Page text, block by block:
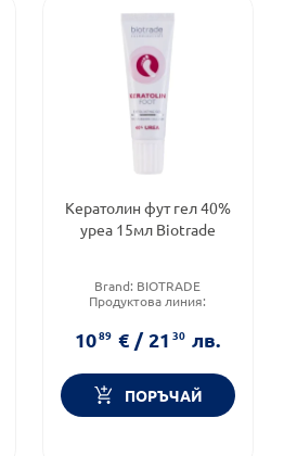
Кератолин фут гел 40%
уреа 15мл Biotrade
Brand: BIOTRADE
Продуктова линия:
Форма на продукта:
1089 € / 2130 лв.
ПОРЪЧАЙ